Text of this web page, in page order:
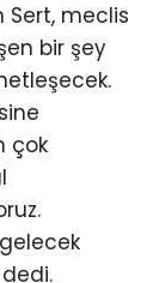
Sert, meclis
bir şey
çok